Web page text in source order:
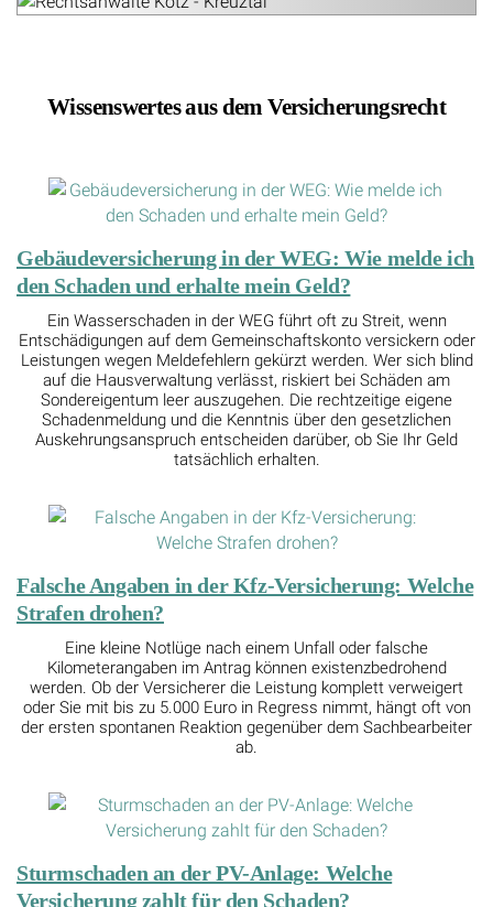
Wissenswertes aus dem Versicherungsrecht
Gebäudeversicherung in der WEG: Wie melde ich
den Schaden und erhalte mein Geld?
Ein Wasserschaden in der WEG führt oft zu Streit, wenn
Entschädigungen auf dem Gemeinschaftskonto versickern oder
Leistungen wegen Meldefehlern gekürzt werden. Wer sich blind
auf die Hausverwaltung verlässt, riskiert bei Schäden am
Sondereigentum leer auszugehen. Die rechtzeitige eigene
Schadenmeldung und die Kenntnis über den gesetzlichen
Auskehrungsanspruch entscheiden darüber, ob Sie Ihr Geld
tatsächlich erhalten.
Falsche Angaben in der Kfz-Versicherung: Welche
Strafen drohen?
Eine kleine Notlüge nach einem Unfall oder falsche
Kilometerangaben im Antrag können existenzbedrohend
werden. Ob der Versicherer die Leistung komplett verweigert
oder Sie mit bis zu 5.000 Euro in Regress nimmt, hängt oft von
der ersten spontanen Reaktion gegenüber dem Sachbearbeiter
ab.
Sturmschaden an der PV-Anlage: Welche
Versicherung zahlt für den Schaden?